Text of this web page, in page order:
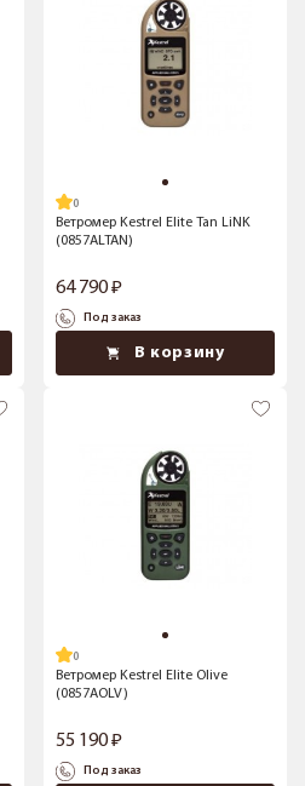
Ветромер Kestrel Elite Tan LiNK
(0857ALTAN)
64 790
Под заказ
В корзину
Ветромер Kestrel Elite Olive
(0857AOLV)
55 190
Под заказ